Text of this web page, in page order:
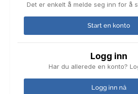
Det er enkelt å melde seg inn for å
Start en konto
Logg inn
Har du allerede en konto?
Logg inn nå